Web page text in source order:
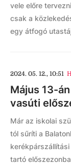
vele előre
csak a
egy átfogó
2024. 05. 12., 10:51
Május 13-
vasúti
Már az iskolai
tól sűríti a
tartó